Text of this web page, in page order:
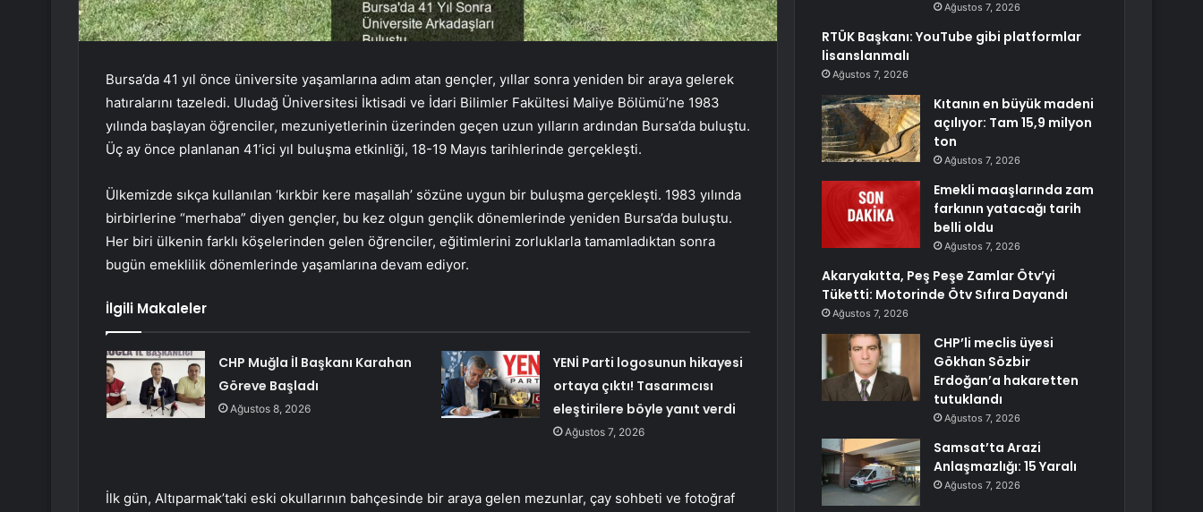
Bursa’da 41 yıl önce üniversite yaşamlarına adım atan gençler, yıllar sonra yeniden bir araya gelerek
hatıralarını tazeledi. Uludağ Üniversitesi İktisadi ve İdari Bilimler Fakültesi Maliye Bölümü’ne 1983
yılında başlayan öğrenciler, mezuniyetlerinin üzerinden geçen uzun yılların ardından Bursa’da buluştu.
Üç ay önce planlanan 41’ici yıl buluşma etkinliği, 18-19 Mayıs tarihlerinde gerçekleşti.
Ülkemizde sıkça kullanılan ‘kırkbir kere maşallah’ sözüne uygun bir buluşma gerçekleşti. 1983 yılında
birbirlerine “merhaba” diyen gençler, bu kez olgun gençlik dönemlerinde yeniden Bursa’da buluştu.
Her biri ülkenin farklı köşelerinden gelen öğrenciler, eğitimlerini zorluklarla tamamladıktan sonra
bugün emeklilik dönemlerinde yaşamlarına devam ediyor.
İlgili Makaleler
CHP Muğla İl Başkanı Karahan
Göreve Başladı
Ağustos 8, 2026
YENİ Parti logosunun hikayesi
ortaya çıktı! Tasarımcısı
eleştirilere böyle yanıt verdi
Ağustos 7, 2026
İlk gün, Altıparmak’taki eski okullarının bahçesinde bir araya gelen mezunlar, çay sohbeti ve fotoğraf
Ağustos 7, 2026
RTÜK Başkanı: YouTube gibi platformlar
lisanslanmalı
Ağustos 7, 2026
Kıtanın en büyük madeni
açılıyor: Tam 15,9 milyon
ton
Ağustos 7, 2026
Emekli maaşlarında zam
farkının yatacağı tarih
belli oldu
Ağustos 7, 2026
Akaryakıtta, Peş Peşe Zamlar Ötv’yi
Tüketti: Motorinde Ötv Sıfıra Dayandı
Ağustos 7, 2026
CHP’li meclis üyesi
Gökhan Sözbir
Erdoğan’a hakaretten
tutuklandı
Ağustos 7, 2026
Samsat’ta Arazi
Anlaşmazlığı: 15 Yaralı
Ağustos 7, 2026